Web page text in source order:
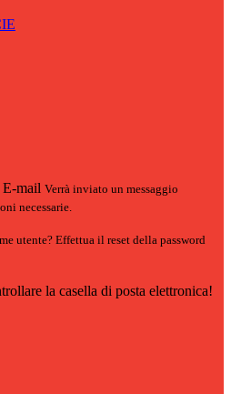
E-mail Verrà inviato un messaggio
necessarie.
utente? Effettua il reset della password
la casella di posta elettronica!